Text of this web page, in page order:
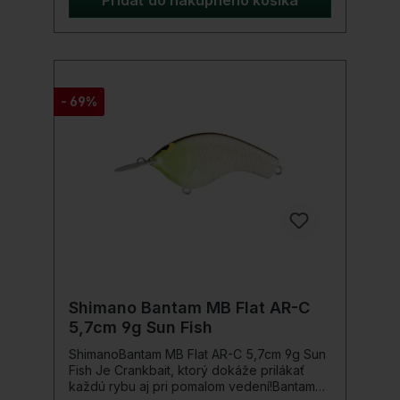
veľká potápacia lopatka a pozícia 'Head-
Down' vytvárajú rýchlu akciu pri
vytrhávanie, keď je rýchlo animovaný
potápacom hĺbke 1,6 metra sa vznášajúci
Macbeth Flat na povrch zdvíha len pomaly,
Pozoruhodne živý vzor šupín holografickej
fólie Kyorin/SCALE BOOST 3D je pre dravé
ryby extrémne lákavý a ukáže svoju plnú
silu najmä pri Spin-Stopoch.Detaily produktu:
9 g Potápacia hĺbka: 160 cm Akcia: Plávajúca
- 69%
Shimano Bantam MB Flat AR-C
5,7cm 9g Sun Fish
ShimanoBantam MB Flat AR-C 5,7cm 9g Sun
Fish Je Crankbait, ktorý dokáže prilákať
každú rybu aj pri pomalom vedení!Bantam